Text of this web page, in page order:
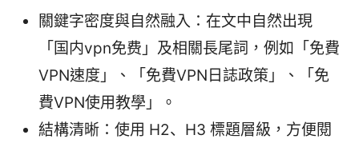
關鍵字密度與自然融入：在文中自然出現
「国内vpn免费」及相關長尾詞，例如「免費
VPN速度」、「免費VPN日誌政策」、「免
費VPN使用教學」。
結構清晰：使用 H2、H3 標題層級，方便閱